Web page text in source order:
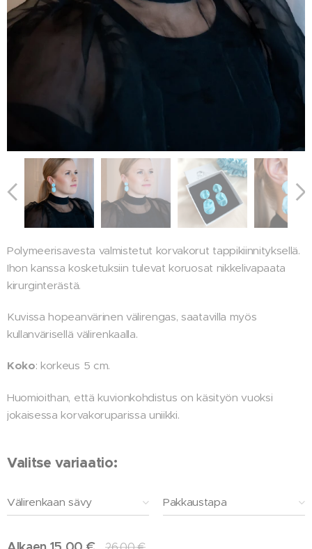
Polymeerisavesta valmistetut korvakorut tappikiinnityksellä.
Ihon kanssa kosketuksiin tulevat koruosat nikkelivapaata
kirurginterästä.
Kuvissa hopeanvärinen välirengas, saatavilla myös
kullanvärisellä välirenkaalla.
Koko: korkeus 5 cm.
Huomioithan, että kuvionkohdistus on käsityön vuoksi
jokaisessa korvakoruparissa uniikki.
Valitse variaatio:
Välirenkaan sävy Pakkaustapa